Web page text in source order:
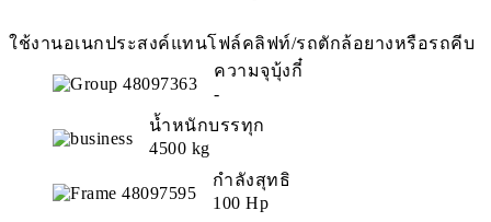
ใช้งานอเนกประสงค์แทนโฟล์คลิฟท์/รถตักล้อยางหรือรถคีบ
ความจุบุ้งกี๋
-
น้ำหนักบรรทุก
4500 kg
กำลังสุทธิ
100 Hp